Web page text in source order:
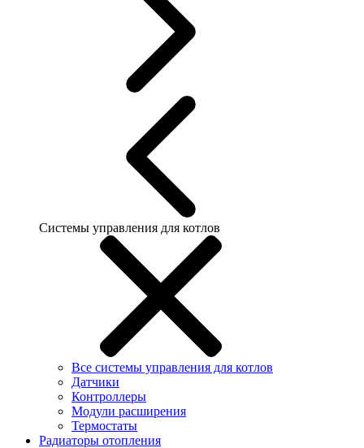
Системы управления для котлов
Все системы управления для котлов
Датчики
Контроллеры
Модули расширения
Термостаты
Радиаторы отопления